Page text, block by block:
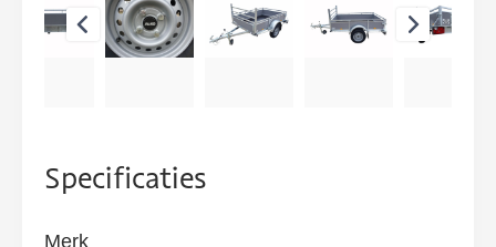
Specificaties
Merk